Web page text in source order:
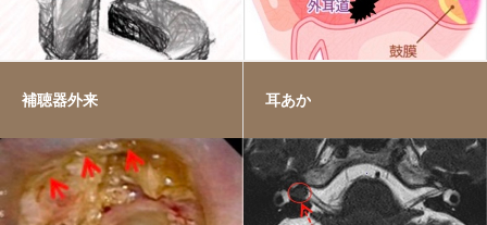
補聴器外来 耳あか